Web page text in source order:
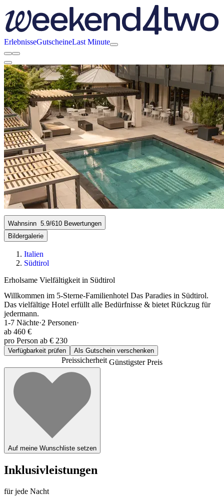
ErlebnisseGutscheineLast Minute
Wahnsinn 5.9/610 Bewertungen
Bildergalerie
Italien
Südtirol
Erholsame Vielfältigkeit in Südtirol
Willkommen im 5-Sterne-Familienhotel Das Paradies in Südtirol.
Das vielfältige Hotel erfüllt alle Bedürfnisse & bietet Rückzug für
jedermann.
1-7 Nächte·2 Personen·
ab 460 €
pro Person ab € 230
Verfügbarkeit prüfen Als Gutschein verschenken
PreissicherheitGünstigster Preis
Auf meine Wunschliste setzen
Inklusivleistungen
für jede Nacht